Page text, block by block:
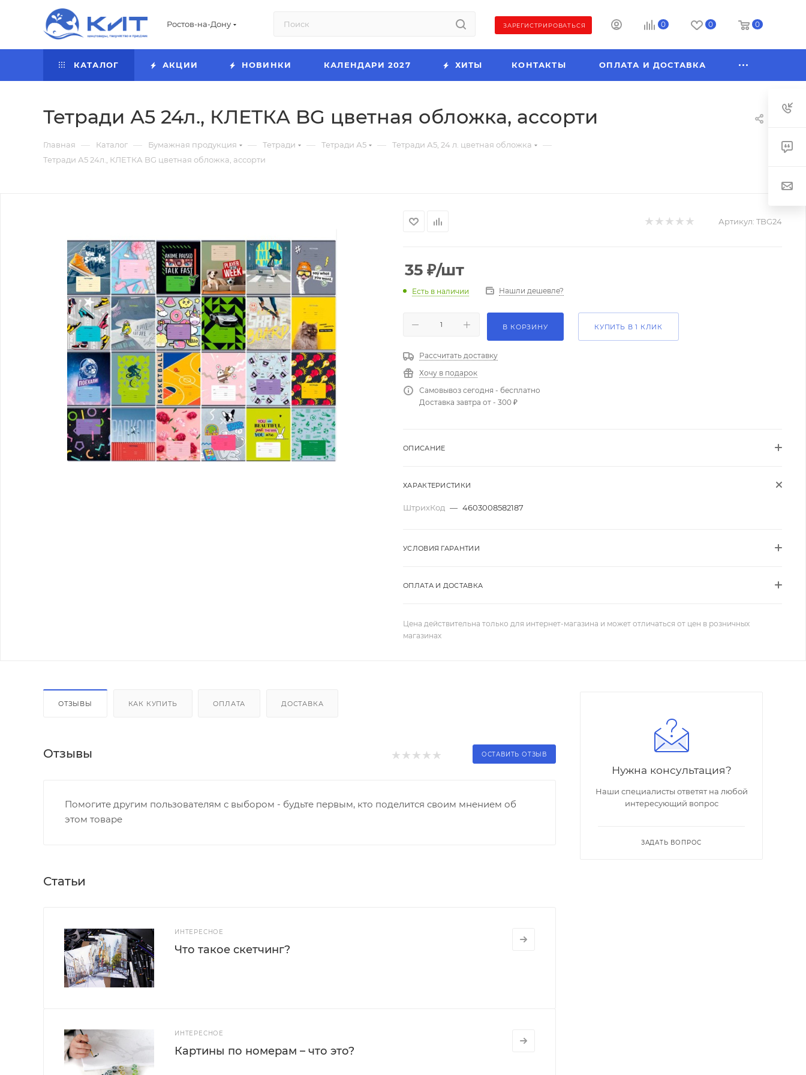
Ростов-на-Дону ЗАРЕГИСТРИРОВАТЬСЯ 0 0 0
КАТАЛОГ АКЦИИ НОВИНКИ КАЛЕНДАРИ 2027 ХИТЫ КОНТАКТЫ ОПЛАТА И ДОСТАВКА
Тетради А5 24л., КЛЕТКА BG цветная обложка, ассорти
Главная — Каталог — Бумажная продукция — Тетради — Тетради А5 — Тетради А5, 24 л. цветная обложка —
Тетради А5 24л., КЛЕТКА BG цветная обложка, ассорти
Артикул: TBG24
35 ₽/шт
Есть в наличии Нашли дешевле?
В КОРЗИНУ КУПИТЬ В 1 КЛИК
Рассчитать доставку
Хочу в подарок
Самовывоз сегодня - бесплатно
Доставка завтра от - 300 ₽
ОПИСАНИЕ
ХАРАКТЕРИСТИКИ
ШтрихКод — 4603008582187
УСЛОВИЯ ГАРАНТИИ
ОПЛАТА И ДОСТАВКА
Цена действительна только для интернет-магазина и может отличаться от цен в розничных
магазинах
ОТЗЫВЫ КАК КУПИТЬ ОПЛАТА ДОСТАВКА
Отзывы ОСТАВИТЬ ОТЗЫВ
Помогите другим пользователям с выбором - будьте первым, кто поделится своим мнением об
этом товаре
Статьи
ИНТЕРЕСНОЕ
Что такое скетчинг?
ИНТЕРЕСНОЕ
Картины по номерам – что это?
Нужна консультация?
Наши специалисты ответят на любой
интересующий вопрос
ЗАДАТЬ ВОПРОС